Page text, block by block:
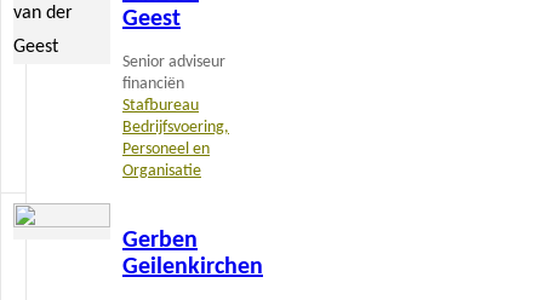
Geest
Senior adviseur
financiën
Stafbureau
Bedrijfsvoering,
Personeel en
Organisatie
Gerben
Geilenkirchen
Lees